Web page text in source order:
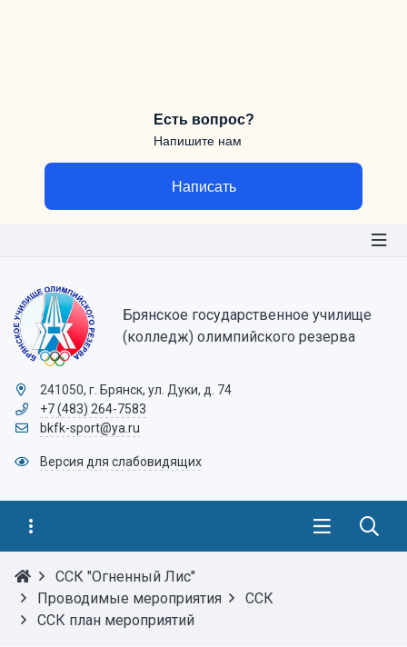
Есть вопрос?
Напишите нам
Написать
Брянское государственное училище
(колледж) олимпийского резерва
241050, г. Брянск, ул. Дуки, д. 74
+7 (483) 264-7583
bkfk-sport@ya.ru
Версия для слабовидящих
ССК "Огненный Лис"
Проводимые мероприятия
ССК
ССК план мероприятий